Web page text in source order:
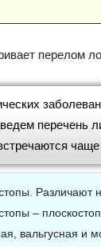
перелом
перечень
чаще
Различают
–
вальгусная и